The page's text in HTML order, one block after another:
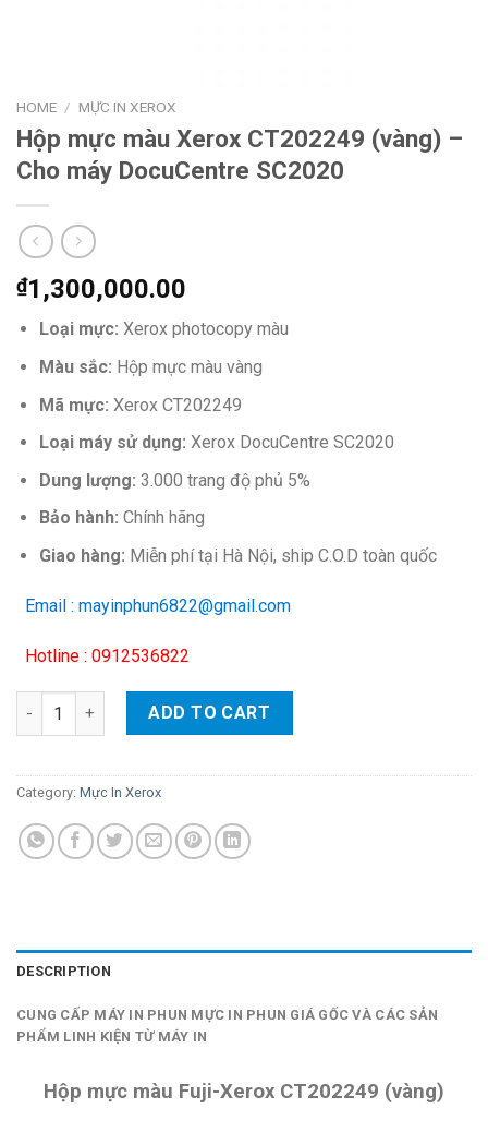
HOME / MỰC IN XEROX
Hộp mực màu Xerox CT202249 (vàng) –
Cho máy DocuCentre SC2020
₫1,300,000.00
Loại mực: Xerox photocopy màu
Màu sắc: Hộp mực màu vàng
Mã mực: Xerox CT202249
Loại máy sử dụng: Xerox DocuCentre SC2020
Dung lượng: 3.000 trang độ phủ 5%
Bảo hành: Chính hãng
Giao hàng: Miễn phí tại Hà Nội, ship C.O.D toàn quốc
Email : mayinphun6822@gmail.com
Hotline : 0912536822
Hộp mực màu Xerox CT202249 (vàng) – Cho máy DocuCentre
ADD TO CART
Category: Mực In Xerox
DESCRIPTION
CUNG CẤP MÁY IN PHUN MỰC IN PHUN GIÁ GỐC VÀ CÁC SẢN
PHẨM LINH KIỆN TỪ MÁY IN
Hộp mực màu Fuji-Xerox CT202249 (vàng)